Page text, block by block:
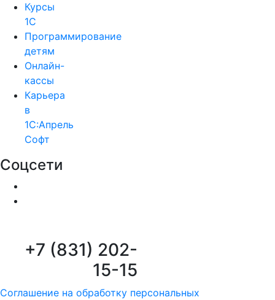
Курсы
1С
Программирование
детям
Онлайн-
кассы
Карьера
в
1С:Апрель
Софт
Соцсети
+7 (831) 202-
15-15
Соглашение на обработку персональных